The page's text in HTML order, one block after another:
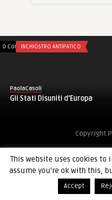
0 CommentsINCHIOSTRO ANTIPATICO
PaolaCasoli
Gli Stati Disuniti d’Europa
Copyright
This website uses cookies to
assume you're ok with this,
Accept